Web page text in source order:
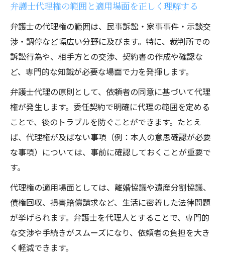
弁護士代理による交渉開始のタイミングを
知る
交渉を任せるなら弁護士代理が頼りになる理由
弁護士代理交渉で得られるメリットと安心
感
弁護士代理人の交渉権と委任状の重要な関
係
弁護士代理人による交渉費用の目安と内訳
弁護士代理人が交渉を進める際の注意点と
ト
弁護士代理の範囲と権限の見極めポイント
弁護士代理権限の範囲を判断する基準とは
弁護士代理の原則と例外的な事例を押さえ
弁護士代理権の範囲と適用場面を正しく理解する
弁護士の代理権の範囲は、民事訴訟・家事事件・示談交
渉・調停など幅広い分野に及びます。特に、裁判所での
訴訟行為や、相手方との交渉、契約書の作成や確認な
ど、専門的な知識が必要な場面で力を発揮します。
弁護士代理の原則として、依頼者の同意に基づいて代理
権が発生します。委任契約で明確に代理の範囲を定める
ことで、後のトラブルを防ぐことができます。たとえ
ば、代理権が及ばない事項（例：本人の意思確認が必要
な事項）については、事前に確認しておくことが重要で
す。
代理権の適用場面としては、離婚協議や遺産分割協議、
債権回収、損害賠償請求など、生活に密着した法律問題
が挙げられます。弁護士を代理人とすることで、専門的
な交渉や手続きがスムーズになり、依頼者の負担を大き
く軽減できます。